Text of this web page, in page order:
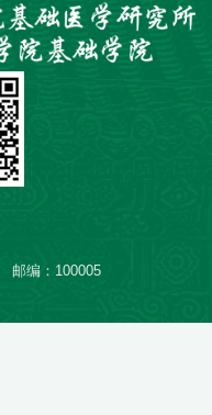
邮编：100005